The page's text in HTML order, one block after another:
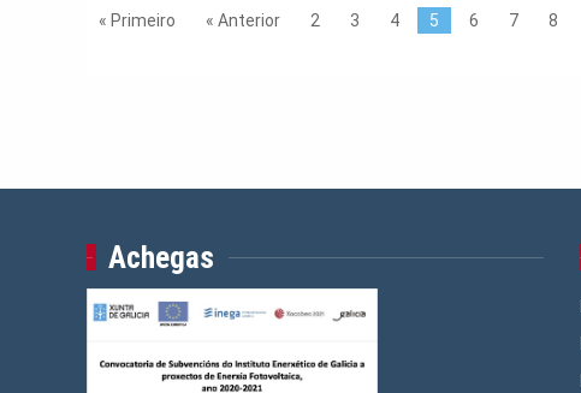
« Primeiro « Anterior 2 3 4 5 6 7 8
Achegas